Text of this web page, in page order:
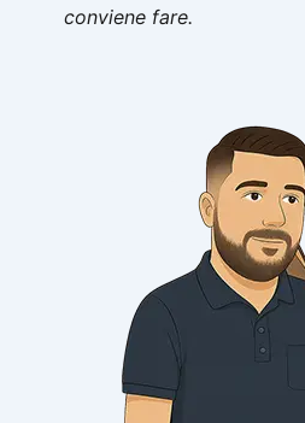
conviene fare.